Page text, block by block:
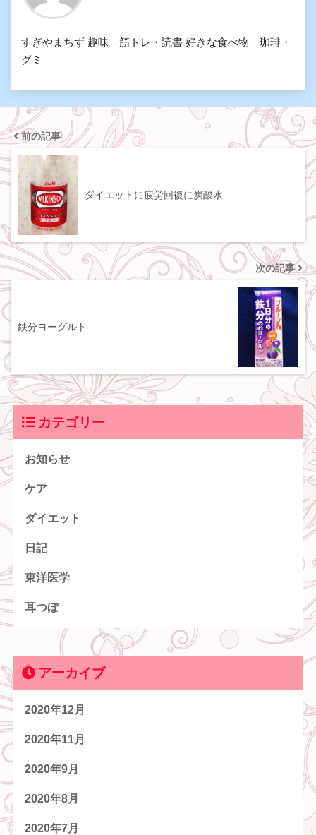
すぎやまちず 趣味 筋トレ・読書 好きな食べ物 珈琲・
グミ
前の記事
ダイエットに疲労回復に炭酸水
次の記事
鉄分ヨーグルト
カテゴリー
お知らせ
ケア
ダイエット
日記
東洋医学
耳つぼ
アーカイブ
2020年12月
2020年11月
2020年9月
2020年8月
2020年7月